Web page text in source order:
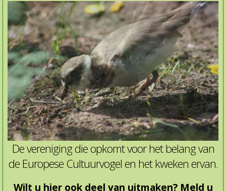
De vereniging die opkomt voor het belang van
de Europese Cultuurvogel en het kweken ervan.
Wilt u hier ook deel van uitmaken? Meld u